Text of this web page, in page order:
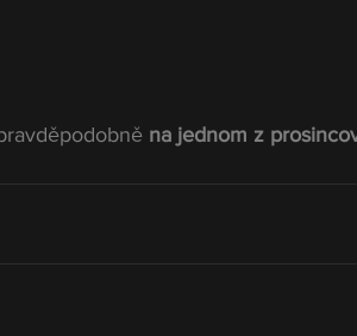
na jednom z